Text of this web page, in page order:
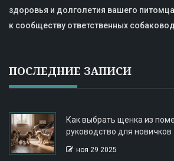
здоровья и долголетия вашего
к сообществу ответственных
ПОСЛЕДНИЕ ЗАПИСИ
Как выбрать щенка из
руководство для новичков
ноя 29 2025